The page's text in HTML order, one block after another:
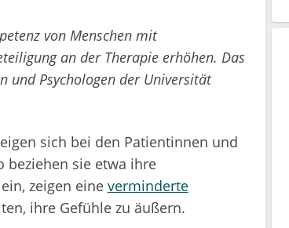
von Menschen mit
an der Therapie erhöhen. Das
und Psychologen der Universität
sich bei den Patientinnen und
beziehen sie etwa ihre
zeigen eine verminderte
ihre Gefühle zu äußern.